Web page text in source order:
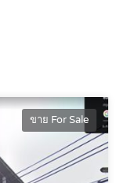
ขาย For Sale